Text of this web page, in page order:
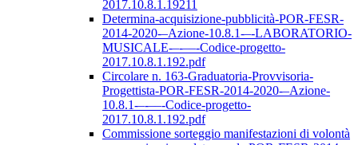
2017.10.8.1.19211
Determina-acquisizione-pubblicità-POR-FESR-
2014-2020-–Azione-10.8.1-–-LABORATORIO-
MUSICALE-–-––-Codice-progetto-
2017.10.8.1.192.pdf
Circolare n. 163-Graduatoria-Provvisoria-
Progettista-POR-FESR-2014-2020-–Azione-
10.8.1-–-––-Codice-progetto-
2017.10.8.1.192.pdf
Commissione sorteggio manifestazioni di volontà